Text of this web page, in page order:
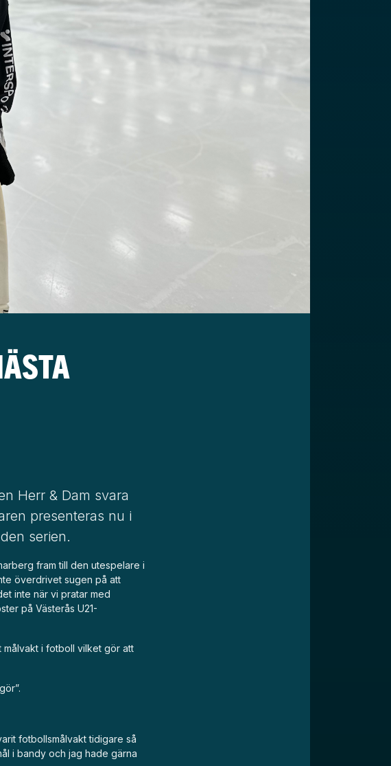
Herr & Dam svara
presenteras nu i
serien.
fram till den utespelare i
överdrivet sugen på att
inte när vi pratar med
på Västerås U21-
målvakt i fotboll vilket gör att
fotbollsmålvakt tidigare så
i bandy och jag hade gärna